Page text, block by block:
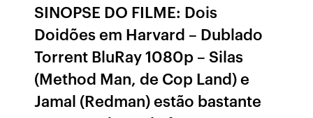
SINOPSE DO FILME: Dois
Doidões em Harvard – Dublado
Torrent BluRay 1080p – Silas
(Method Man, de Cop Land) e
Jamal (Redman) estão bastante